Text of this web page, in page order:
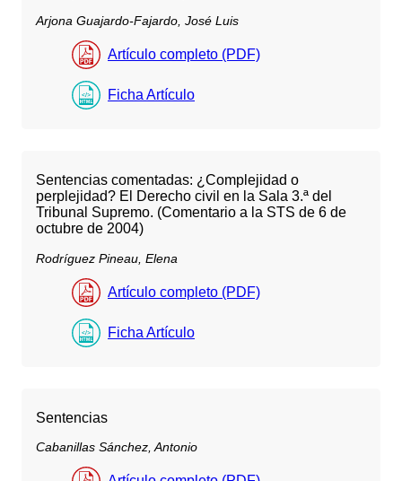
Arjona Guajardo-Fajardo, José Luis
Artículo completo (PDF)
Ficha Artículo
Sentencias comentadas: ¿Complejidad o
perplejidad? El Derecho civil en la Sala 3.ª del
Tribunal Supremo. (Comentario a la STS de 6 de
octubre de 2004)
Rodríguez Pineau, Elena
Artículo completo (PDF)
Ficha Artículo
Sentencias
Cabanillas Sánchez, Antonio